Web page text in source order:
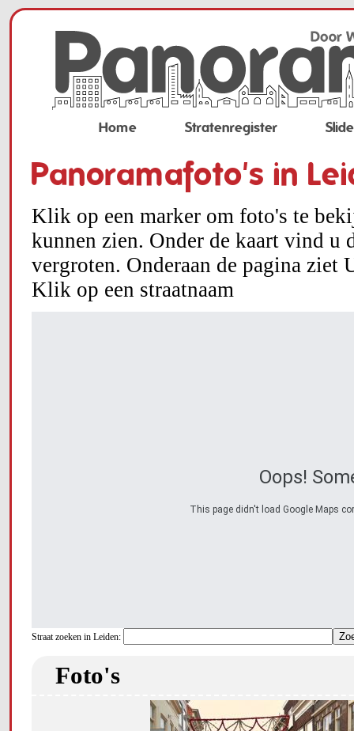
Home Stratenregister
Panoramafoto's in
Klik op een marker om foto's te
kunnen zien. Onder de kaart vind
vergroten. Onderaan de pagina ziet
Klik op een straatnaam
Oops!
This page didn't load Google Maps
Straat zoeken in Leiden:
Foto's